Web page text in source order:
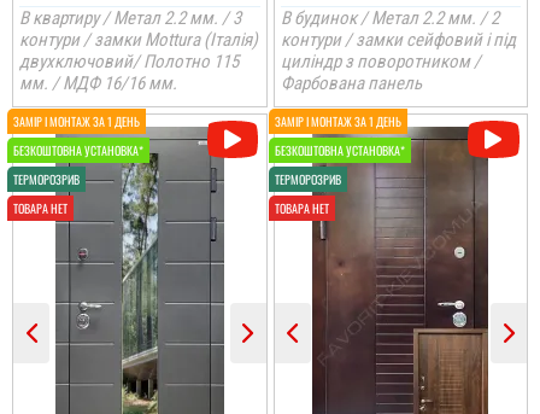
В квартиру / Метал 2.2 мм. / 3
контури / замки Mottura (Італія)
двухключовий/ Полотно 115
мм. / МДФ 16/16 мм.
В будинок / Метал 2.2 мм. / 2
контури / замки сейфовий і під
циліндр з поворотником /
Фарбована панель